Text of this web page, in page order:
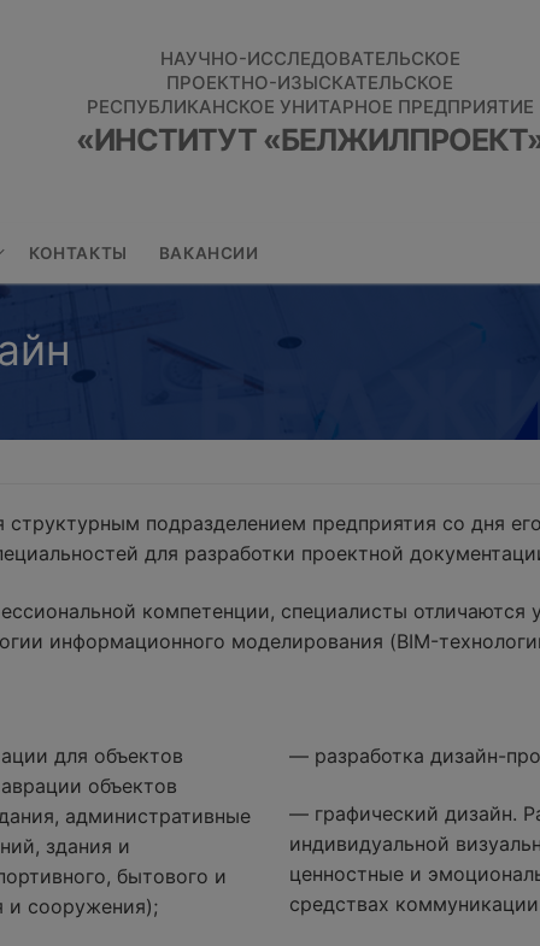
НАУЧНО-ИССЛЕДОВАТЕЛЬСКОЕ
ПРОЕКТНО-ИЗЫСКАТЕЛЬСКОЕ
РЕСПУБЛИКАНСКОЕ УНИТАРНОЕ ПРЕДПРИЯТИЕ
«ИНСТИТУТ
КОНТАКТЫ ВАКАНСИИ
структурным подразделением предприятия со дня
для разработки проектной
компетенции, специалисты
информационного моделирования (BIM-
для объектов
объектов
административные
здания и
бытового и
и сооружения);
— разработка дизайн-
— графический дизайн.
индивидуальной
ценностные и
средствах